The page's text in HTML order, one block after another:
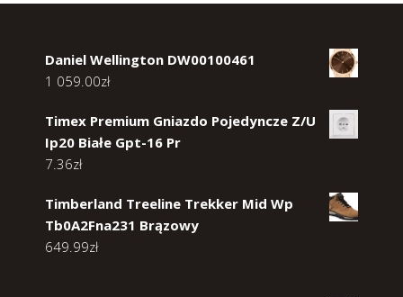
Daniel Wellington DW00100461
1 059.00zł
Timex Premium Gniazdo Pojedyncze Z/U
Ip20 Białe Gpt-16 Pr
7.36zł
Timberland Treeline Trekker Mid Wp
Tb0A2Fna231 Brązowy
649.99zł